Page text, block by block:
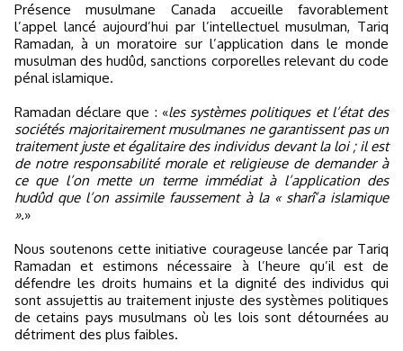
Présence musulmane Canada accueille favorablement
l’appel lancé aujourd’hui par l’intellectuel musulman, Tariq
Ramadan, à un moratoire sur l’application dans le monde
musulman des hudûd, sanctions corporelles relevant du code
pénal islamique.
Ramadan déclare que : «les systèmes politiques et l’état des
sociétés majoritairement musulmanes ne garantissent pas un
traitement juste et égalitaire des individus devant la loi ; il est
de notre responsabilité morale et religieuse de demander à
ce que l’on mette un terme immédiat à l’application des
hudûd que l’on assimile faussement à la « sharî’a islamique
».»
Nous soutenons cette initiative courageuse lancée par Tariq
Ramadan et estimons nécessaire à l’heure qu’il est de
défendre les droits humains et la dignité des individus qui
sont assujettis au traitement injuste des systèmes politiques
de cetains pays musulmans où les lois sont détournées au
détriment des plus faibles.